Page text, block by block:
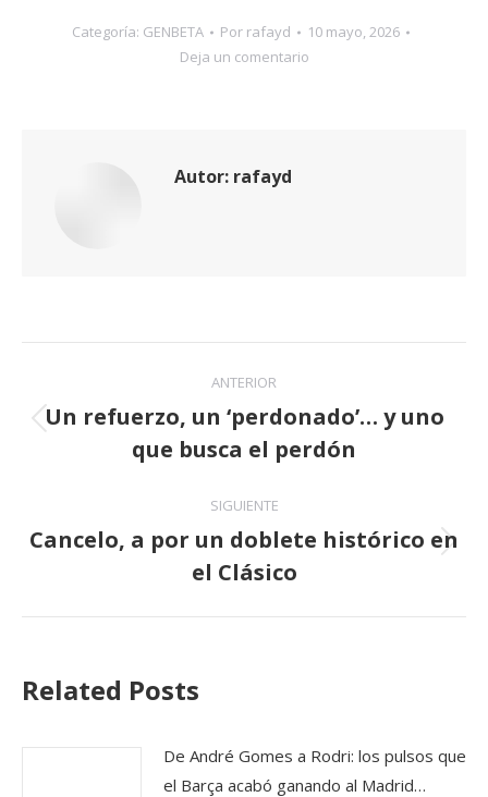
Categoría: GENBETA Por rafayd
10 mayo, 2026
Deja un comentario
Autor: rafayd
Navegación
entre
publicaciones
ANTERIOR
Publicación
anterior:
Un refuerzo, un ‘perdonado’… y uno
que busca el perdón
SIGUIENTE
Publicación
siguiente:
Cancelo, a por un doblete histórico en
el Clásico
Related Posts
De André Gomes a Rodri: los pulsos que
el Barça acabó ganando al Madrid…